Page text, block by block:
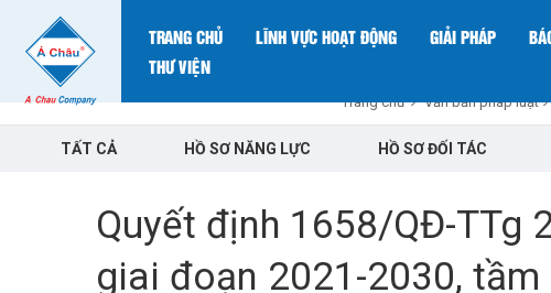
TRANG CHỦ LĨNH VỰC HOẠT ĐỘNG GIẢI PHÁP
THƯ VIỆN
Trang chủ Văn bản pháp luật
TẤT CẢ HỒ SƠ NĂNG LỰC HỒ SƠ ĐỐI TÁC
Quyết định 1658/QĐ-TTg
giai đoạn 2021-2030, tầm